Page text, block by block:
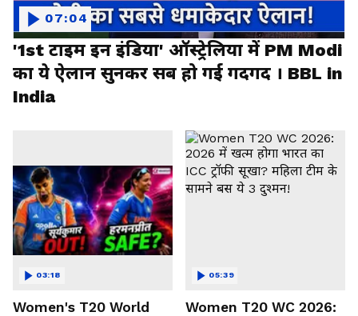
'1st टाइम इन इंडिया' ऑस्ट्रेलिया में PM Modi
का ये ऐलान सुनकर सब हो गई गदगद । BBL in
India
07:04
Women's T20 World
03:18
Women T20 WC 2026:
05:39